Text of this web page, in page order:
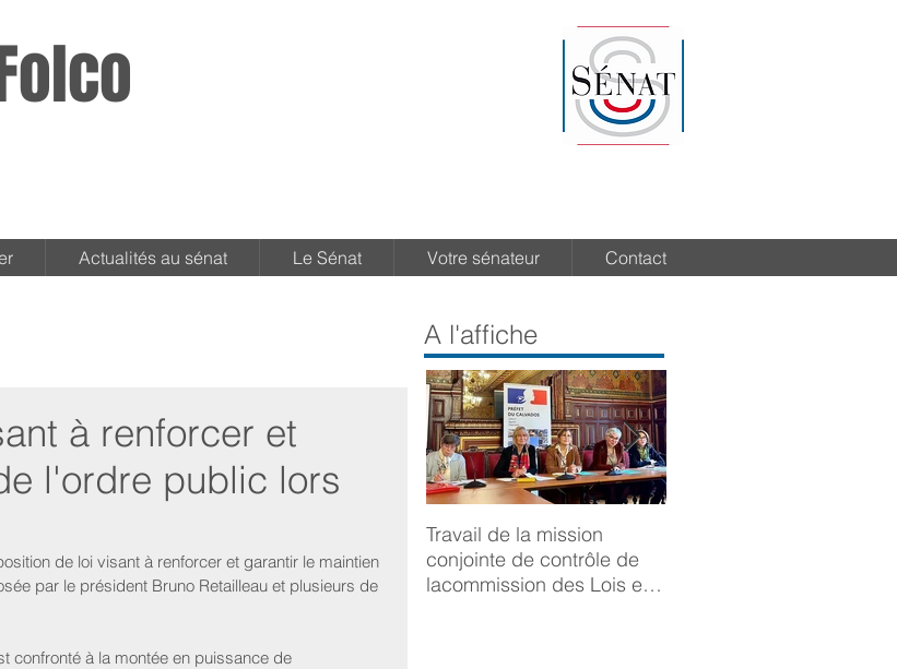
Actualités au sénat Le Sénat Votre sénateur Contact
A l'affiche
à renforcer et
l'ordre public lors
de loi visant à renforcer et garantir le maintien
par le président Bruno Retailleau et plusieurs de
confronté à la montée en puissance de
Travail de la mission
conjointe de contrôle de
lacommission des Lois et